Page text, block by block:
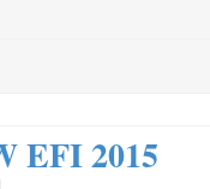
EFI 2015